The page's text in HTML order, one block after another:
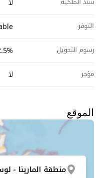
لا
التوفر
رسوم التحويل
مؤجر لا
الموقع
منطقة المارينا -